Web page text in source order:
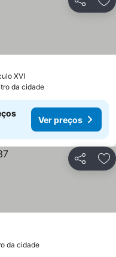
Partilhar
XVI
da cidade
Ver preços
Partilhar
da cidade